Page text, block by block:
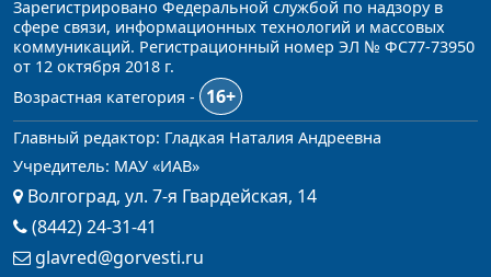
Зарегистрировано Федеральной службой по надзору в
сфере связи, информационных технологий и массовых
коммуникаций. Регистрационный номер ЭЛ № ФС77-73950
от 12 октября 2018 г.
Возрастная категория -
16+
Главный редактор: Гладкая Наталия Андреевна
Учредитель: МАУ «ИАВ»
Волгоград, ул. 7-я Гвардейская, 14
(8442) 24-31-41
glavred@gorvesti.ru